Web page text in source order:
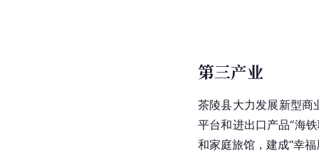
第三产业
茶陵县大力发展新型商
平台和进出口产品“海
和家庭旅馆，建成“幸